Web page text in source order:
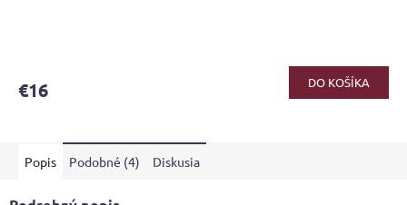
je
hviezdičiek.
€16 DO KOŠÍKA
Popis Podobné (4) Diskusia